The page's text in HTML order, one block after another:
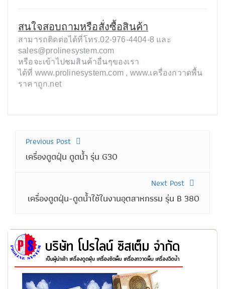
สนใจสอบถามหรือสั่งซื้อสินค้า
สามารถติดต่อได้ที่โทร.02-976-4404-8 และ
sales@prolinesystem.com
หรือจะเข้าไปชมสินค้าอื่นๆของเรา
ได้ที่ www.prolinesystem.com , www.เครื่องกวาดพื้น
ราคาถูก.net
Previous Post
เครื่องดูดฝุ่น ดูดน้ำ รุ่น G30
Next Post
เครื่องดูดฝุ่น-ดูดน้ำใช้ในงานอุตสาหกรรม รุ่น B 380